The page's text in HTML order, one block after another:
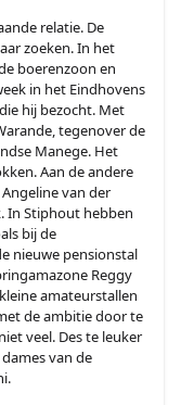
relatie. De
zoeken. In het
boerenzoon en
in het Eindhovens
hij bezocht. Met
tegenover de
Manege. Het
Aan de andere
van der
In Stiphout hebben
bij de
nieuwe pensionstal
Reggy
amateurstallen
de ambitie door te
veel. Des te leuker
van de